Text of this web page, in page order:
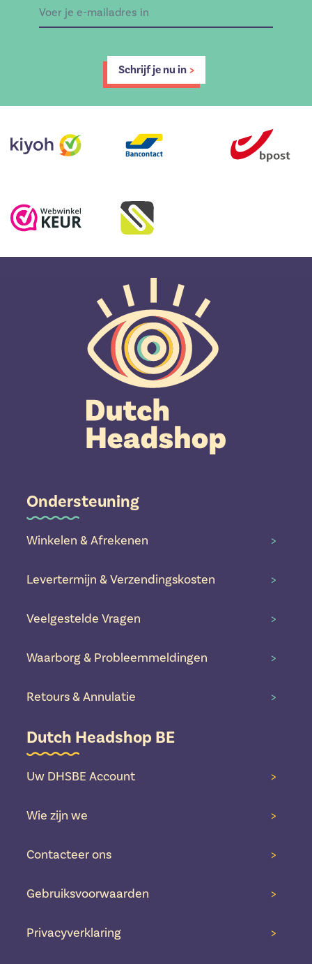
Schrijf je nu in >
Ondersteuning
Winkelen & Afrekenen >
Levertermijn & Verzendingskosten >
Veelgestelde Vragen >
Waarborg & Probleemmeldingen >
Retours & Annulatie >
Dutch Headshop BE
Uw DHSBE Account >
Wie zijn we >
Contacteer ons >
Gebruiksvoorwaarden >
Privacyverklaring >